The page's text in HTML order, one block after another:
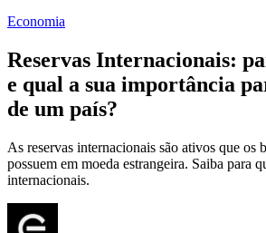
Economia
Reservas Internacionais:
e qual a sua importância
de um país?
As reservas internacionais são ativos que os
possuem em moeda estrangeira. Saiba para
internacionais.